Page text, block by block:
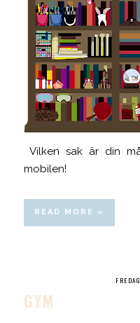
Vilken sak är din
mobilen!
READ MORE »
GYM